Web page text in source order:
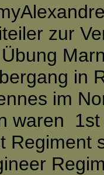
zur
in
im
waren
Regiment